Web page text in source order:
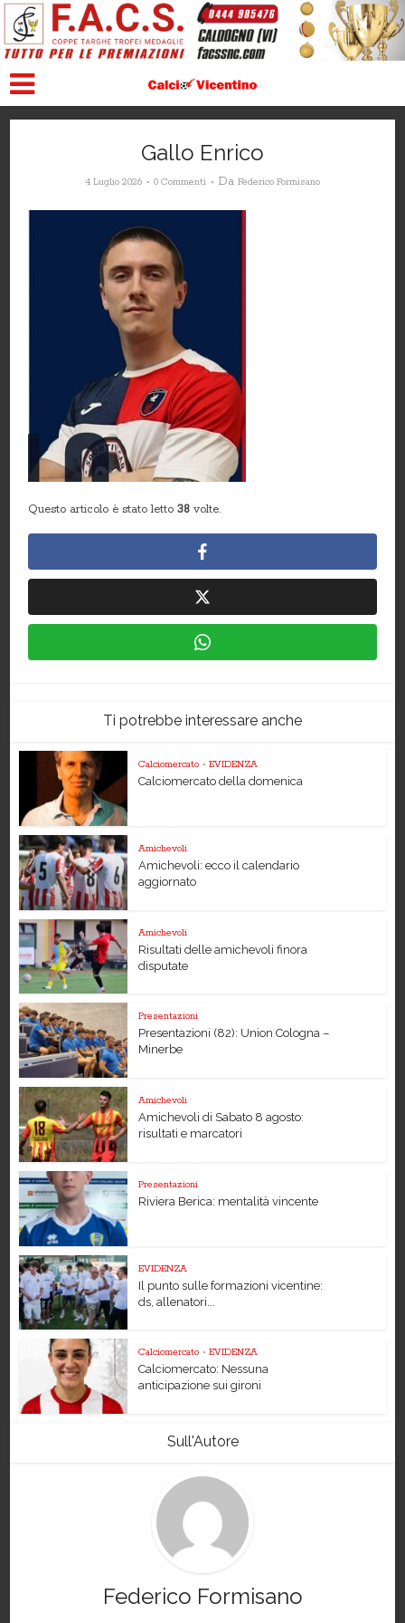
Gallo Enrico
4 Luglio 2026 0 Commenti Da Federico Formisano
Questo articolo è stato letto38 volte.
Ti potrebbe interessare anche
Calciomercato • EVIDENZA
Calciomercato della domenica
Amichevoli
Amichevoli: ecco il calendario
aggiornato
Amichevoli
Risultati delle amichevoli finora
disputate
Presentazioni
Presentazioni (82): Union Cologna –
Minerbe
Amichevoli
Amichevoli di Sabato 8 agosto:
risultati e marcatori
Presentazioni
Riviera Berica: mentalità vincente
EVIDENZA
Il punto sulle formazioni vicentine:
ds, allenatori...
Calciomercato • EVIDENZA
Calciomercato: Nessuna
anticipazione sui gironi
Sull'Autore
Federico Formisano